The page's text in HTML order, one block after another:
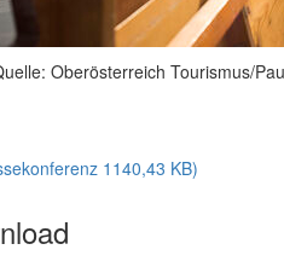
Oberösterreich Tourismus/
1140,43 KB)